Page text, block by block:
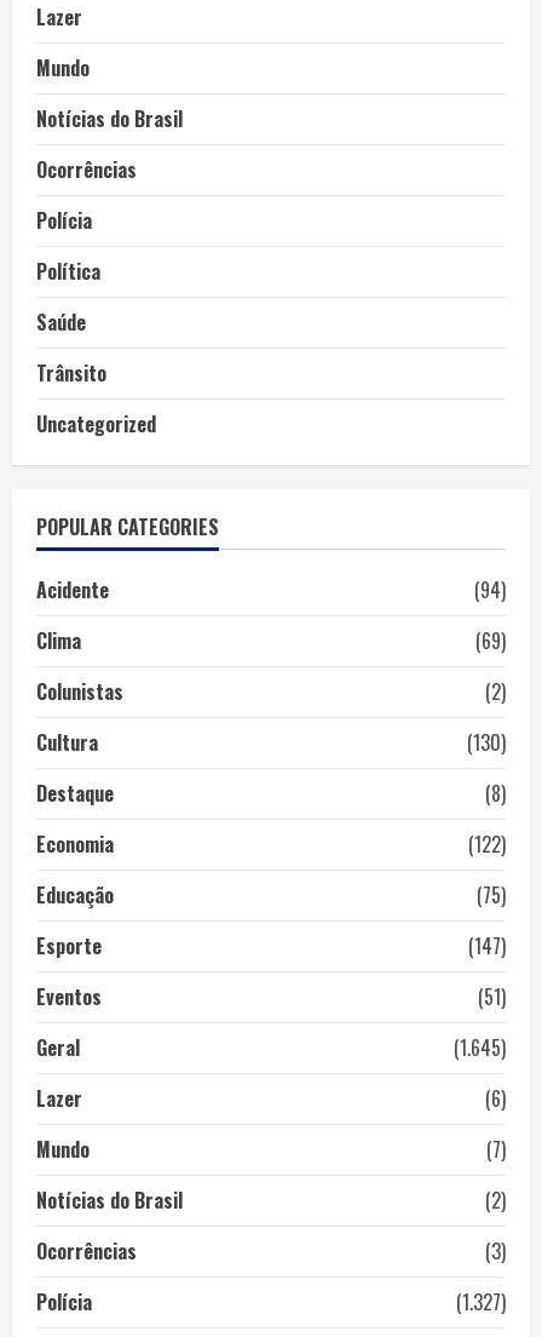
Lazer
Mundo
Notícias do Brasil
Ocorrências
Polícia
Política
Saúde
Trânsito
Uncategorized
POPULAR CATEGORIES
Acidente
(94)
Clima
(69)
Colunistas
(2)
Cultura
(130)
Destaque
(8)
Economia
(122)
Educação
(75)
Esporte
(147)
Eventos
(51)
Geral
(1.645)
Lazer
(6)
Mundo
(7)
Notícias do Brasil
(2)
Ocorrências
(3)
Polícia
(1.327)